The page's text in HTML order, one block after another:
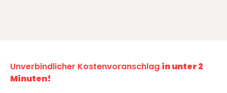
Unverbindlicher Kostenvoranschlag in unter 2
Minuten!